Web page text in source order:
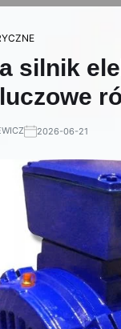
silnik
2026-06-21